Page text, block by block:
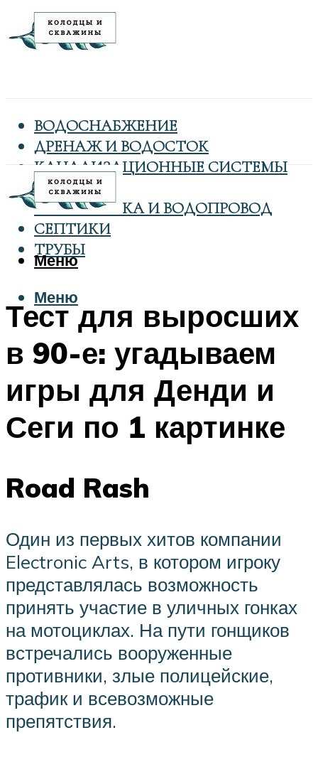
ВОДОСНАБЖЕНИЕ
ДРЕНАЖ И ВОДОСТОК
КАНАЛИЗАЦИОННЫЕ СИСТЕМЫ
КОЛОДЦЫ
САНТЕХНИКА И ВОДОПРОВОД
СЕПТИКИ
ТРУБЫ
Меню
Меню
Тест для выросших
в 90-е: угадываем
игры для Денди и
Сеги по 1 картинке
Road Rash
Один из первых хитов компании
Electronic Arts, в котором игроку
представлялась возможность
принять участие в уличных гонках
на мотоциклах. На пути гонщиков
встречались вооруженные
противники, злые полицейские,
трафик и всевозможные
препятствия.